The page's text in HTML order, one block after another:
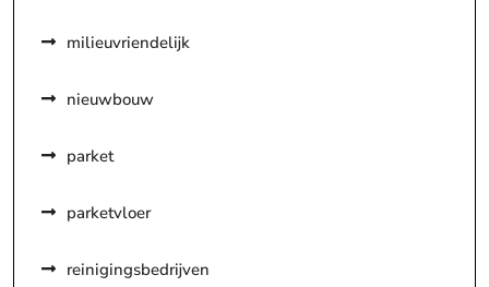
milieuvriendelijk
nieuwbouw
parket
parketvloer
reinigingsbedrijven